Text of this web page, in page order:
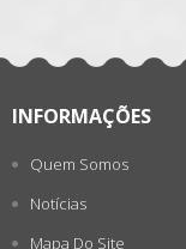
INFORMAÇÕES
Quem Somos
Notícias
Mapa Do Site